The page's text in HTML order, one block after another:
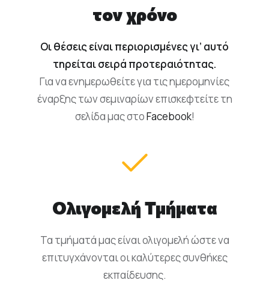
τον χρόνο
Οι θέσεις είναι περιορισμένες γι’ αυτό
τηρείται σειρά προτεραιότητας.
Για να ενημερωθείτε για τις ημερομηνίες
έναρξης των σεμιναρίων επισκεφτείτε τη
σελίδα μας στοFacebook!
Ολιγομελή Τμήματα
Τα τμήματά μας είναι ολιγομελή ώστε να
επιτυγχάνονται οι καλύτερες συνθήκες
εκπαίδευσης.